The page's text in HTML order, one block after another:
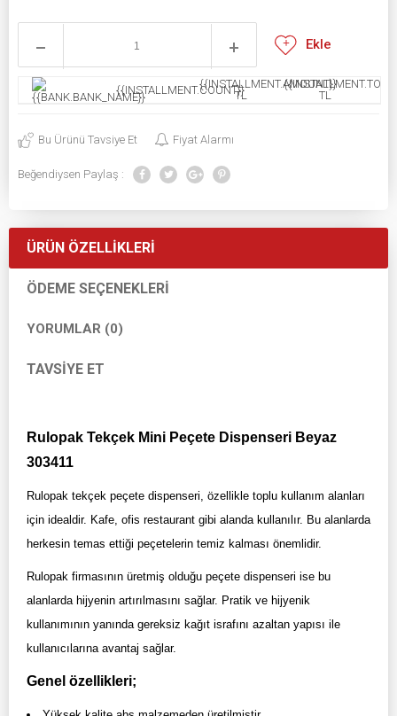
Ekle
{{INSTALLMENT.COUNT}}{{INSTALLMENT.AMOUNT}}
TL
TL
Bu Ürünü Tavsiye Et Fiyat Alarmı
Beğendiysen Paylaş :
ÜRÜN ÖZELLIKLERI
ÖDEME SEÇENEKLERI
YORUMLAR (0)
TAVSIYE ET
Rulopak Tekçek Mini Peçete Dispenseri Beyaz
303411
Rulopak tekçek peçete dispenseri, özellikle toplu kullanım alanları
için idealdir. Kafe, ofis restaurant gibi alanda kullanılır. Bu alanlarda
herkesin temas ettiği peçetelerin temiz kalması önemlidir.
Rulopak firmasının üretmiş olduğu peçete dispenseri ise bu
alanlarda hijyenin artırılmasını sağlar. Pratik ve hijyenik
kullanımının yanında gereksiz kağıt israfını azaltan yapısı ile
kullanıcılarına avantaj sağlar.
Genel özellikleri;